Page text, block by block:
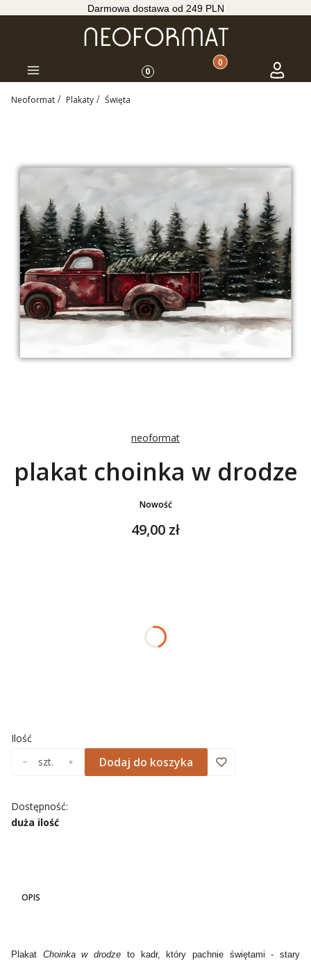
Darmowa dostawa od 249 PLN
Menu 0 Produkty w koszyku:
Koszyk Zaloguj
Neoformat Plakaty Święta
neoformat
plakat choinka w drodze
Nowość
Cena
49,00 zł
Ilość
szt.
Dodaj do koszyka
Dostępność:
duża ilość
OPIS
Plakat Choinka w drodze to kadr, który pachnie świętami - stary